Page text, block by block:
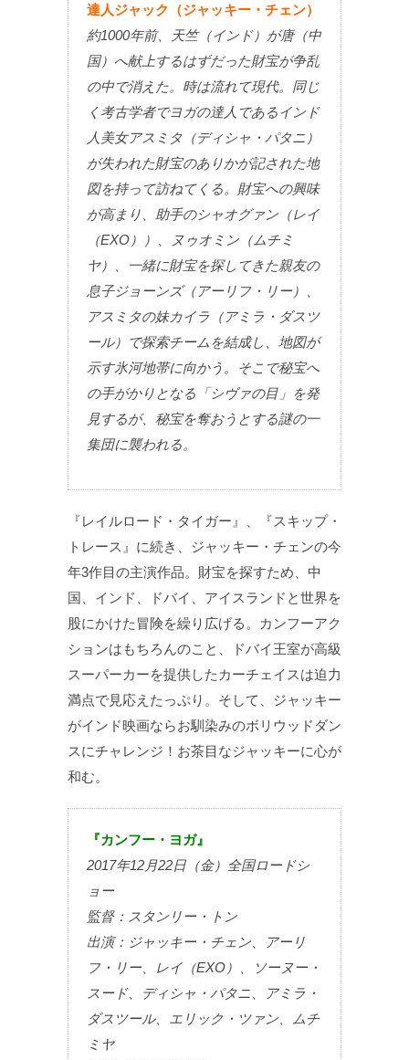
達人ジャック（ジャッキー・チェン）
約1000年前、天竺（インド）が唐（中
国）へ献上するはずだった財宝が争乱
の中で消えた。時は流れて現代。同じ
く考古学者でヨガの達人であるインド
人美女アスミタ（ディシャ・パタニ）
が失われた財宝のありかが記された地
図を持って訪ねてくる。財宝への興味
が高まり、助手のシャオグァン（レイ
（EXO））、ヌゥオミン（ムチミ
ヤ）、一緒に財宝を探してきた親友の
息子ジョーンズ（アーリフ・リー）、
アスミタの妹カイラ（アミラ・ダスツ
ール）で探索チームを結成し、地図が
示す氷河地帯に向かう。そこで秘宝へ
の手がかりとなる「シヴァの目」を発
見するが、秘宝を奪おうとする謎の一
集団に襲われる。
『レイルロード・タイガー』、『スキップ・
トレース』に続き、ジャッキー・チェンの今
年3作目の主演作品。財宝を探すため、中
国、インド、ドバイ、アイスランドと世界を
股にかけた冒険を繰り広げる。カンフーアク
ションはもちろんのこと、ドバイ王室が高級
スーパーカーを提供したカーチェイスは迫力
満点で見応えたっぷり。そして、ジャッキー
がインド映画ならお馴染みのボリウッドダン
スにチャレンジ！お茶目なジャッキーに心が
和む。
『カンフー・ヨガ』
2017年12月22日（金）全国ロードシ
ョー
監督：スタンリー・トン
出演：ジャッキー・チェン、アーリ
フ・リー、レイ（EXO）、ソーヌー・
スード、ディシャ・パタニ、アミラ・
ダスツール、エリック・ツァン、ムチ
ミヤ